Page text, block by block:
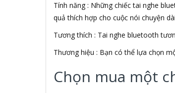
Alfa Romeo
ALGOZ
Allen Heath
ALLOYSEED
Alphun
Alps
Tính năng : Những chiếc tai nghe
quả thích hợp cho cuộc nói chuyện
Tương thích : Tai nghe bluetooth
Thương hiệu : Bạn có thể lựa chọn
Chọn mua một